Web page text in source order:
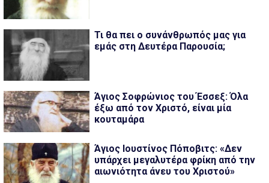
Τι θα πει ο συνάνθρωπός μας για
εμάς στη Δευτέρα Παρουσία;
Άγιος Σοφρώνιος του Έσσεξ: Όλα
έξω από τον Χριστό, είναι μία
κουταμάρα
Άγιος Ιουστίνος Πόποβιτς: «Δεν
υπάρχει μεγαλυτέρα φρίκη από την
αιωνιότητα άνευ του Χριστού»